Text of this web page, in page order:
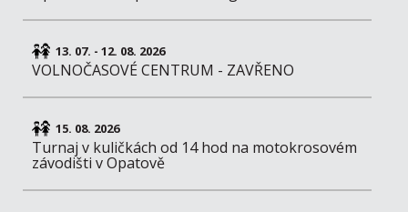
13. 07. - 12. 08. 2026
VOLNOČASOVÉ CENTRUM - ZAVŘENO
15. 08. 2026
Turnaj v kuličkách od 14 hod na motokrosovém
závodišti v Opatově